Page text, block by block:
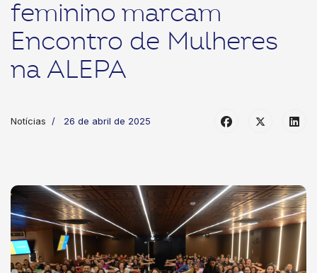
feminino marcam
Encontro de Mulheres
na ALEPA
Notícias 26 de abril de 2025